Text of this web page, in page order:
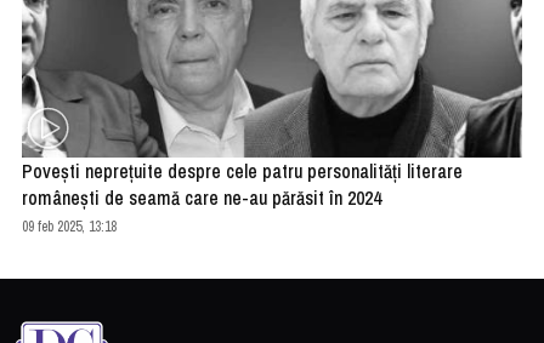
Povești neprețuite despre cele patru personalități literare
românești de seamă care ne-au părăsit în 2024
09 feb 2025, 13:18